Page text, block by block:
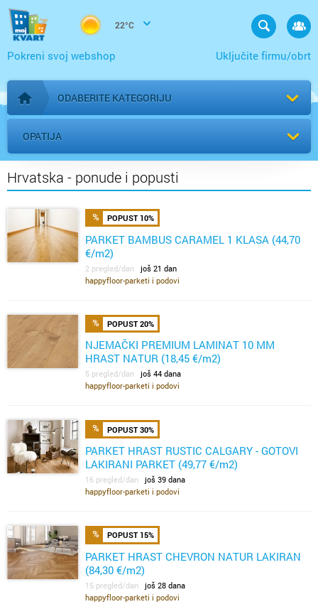
22°C
Uključite firmu/obrt
Pokreni svoj webshop
Početna stranica
ODABERITE KATEGORIJU
OPATIJA
Hrvatska - ponude i popusti
POPUST 10%
PARKET BAMBUS CARAMEL 1 KLASA (44,70
€/m2)
2 pregled/dan još 21 dan
happyfloor-parketi i podovi
POPUST 20%
NJEMAČKI PREMIUM LAMINAT 10 MM
HRAST NATUR (18,45 €/m2)
5 pregled/dan još 44 dana
happyfloor-parketi i podovi
POPUST 30%
PARKET HRAST RUSTIC CALGARY - GOTOVI
LAKIRANI PARKET (49,77 €/m2)
16 pregled/dan još 39 dana
happyfloor-parketi i podovi
POPUST 15%
PARKET HRAST CHEVRON NATUR LAKIRAN
(84,30 €/m2)
15 pregled/dan još 28 dana
happyfloor-parketi i podovi